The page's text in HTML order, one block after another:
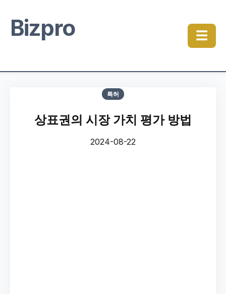
Bizpro ☰
특허
상표권의 시장 가치 평가 방법
2024-08-22